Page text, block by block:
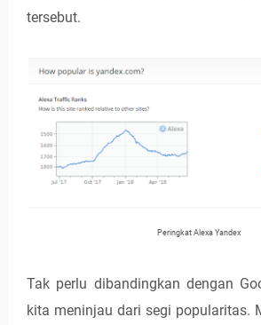
tersebut.
Peringkat Alexa Yandex
Tak perlu dibandingkan dengan
kita meninjau dari segi popularitas.